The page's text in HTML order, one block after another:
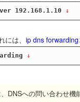
192.168.1.10 ↓
は、 ip dns forwarding
↓
DNSへの問い合わせ機